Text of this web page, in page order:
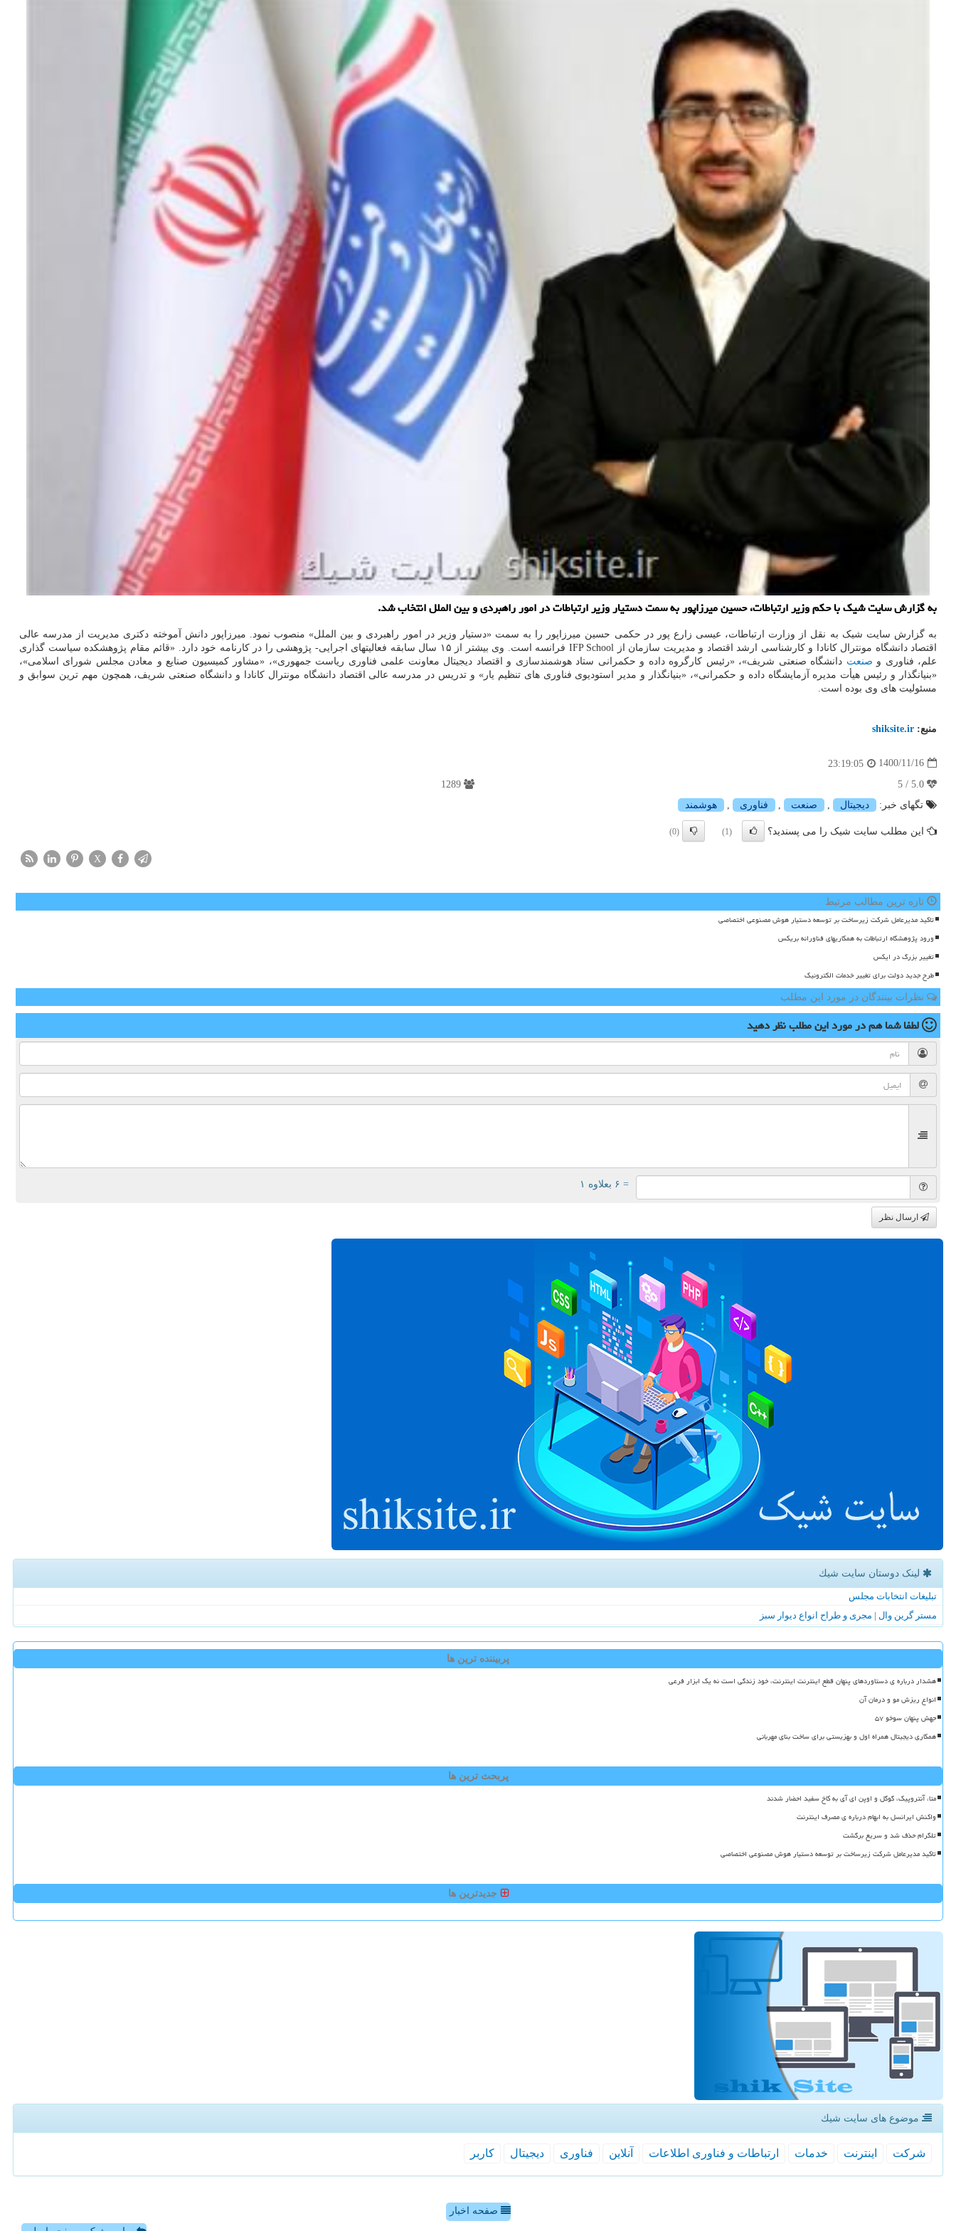
به گزارش سایت شیک با حکم وزیر ارتباطات، حسین میرزاپور به سمت دستیار وزیر ارتباطات در امور راهبردی و بین الملل انتخاب شد.
به گزارش سایت شیک به نقل از وزارت ارتباطات، عیسی زارع پور در حکمی حسین میرزاپور را به سمت «دستیار وزیر در امور راهبردی و بین الملل» منصوب نمود. میرزاپور دانش آموخته دکتری مدیریت از مدرسه عالی
اقتصاد دانشگاه مونترال کانادا و کارشناسی ارشد اقتصاد و مدیریت سازمان از IFP School فرانسه است. وی بیشتر از ۱۵ سال سابقه فعالیتهای اجرایی- پژوهشی را در کارنامه خود دارد. «قائم مقام پژوهشکده سیاست گذاری
علم، فناوری و صنعت دانشگاه صنعتی شریف»، «رئیس کارگروه داده و حکمرانی ستاد هوشمندسازی و اقتصاد دیجیتال معاونت علمی فناوری ریاست جمهوری»، «مشاور کمیسیون صنایع و معادن مجلس شورای اسلامی»،
«بنیانگذار و رئیس هیأت مدیره آزمایشگاه داده و حکمرانی»، «بنیانگذار و مدیر استودیوی فناوری های تنظیم یار» و تدریس در مدرسه عالی اقتصاد دانشگاه مونترال کانادا و دانشگاه صنعتی شریف، همچون مهم ترین سوابق و
مسئولیت های وی بوده است.
منبع: shiksite.ir
1400/11/16
23:19:05
تگهای خبر:
دیجیتال , صنعت , فناوری , هوشمند
این مطلب سایت شیک را می پسندید؟ (1)
(0)
X
تازه ترین مطالب مرتبط
تاکید مدیرعامل شرکت زیرساخت بر توسعه دستیار هوش مصنوعی اختصاصی
ورود پژوهشگاه ارتباطات به همکاریهای فناورانه بریکس
تغییر بزرگ در ایکس
طرح جدید دولت برای تغییر خدمات الکترونیک
نظرات بینندگان در مورد این مطلب
لطفا شما همدر مورد این مطلبنظر دهید
= ۶ بعلاوه ۱
ارسال نظر
لینک دوستان سایت شیك
تبلیغات انتخابات مجلس
مستر گرین وال | مجری و طراح انواع دیوار سبز
پربیننده ترین ها
هشدار درباره ی دستاوردهای پنهان قطع اینترنت اینترنت، خود زندگی است نه یک ابزار فرعی
انواع ریزش مو و درمان آن
جهش پنهان سوخو ۵۷
همکاری دیجیتال همراه اول و بهزیستی برای ساخت بنای مهربانی
پربحث ترین ها
متا، آنتروپیک، گوگل و اوپن ای آی به کاخ سفید احضار شدند
واکنش ایرانسل به ابهام درباره ی مصرف اینترنت
تلگرام حذف شد و سریع برگشت
تاکید مدیرعامل شرکت زیرساخت بر توسعه دستیار هوش مصنوعی اختصاصی
جدیدترین ها
موضوع های سایت شیك
شركت اینترنت خدمات ارتباطات و فناوری اطلاعات آنلاین فناوری دیجیتال كاربر
صفحه اخبار